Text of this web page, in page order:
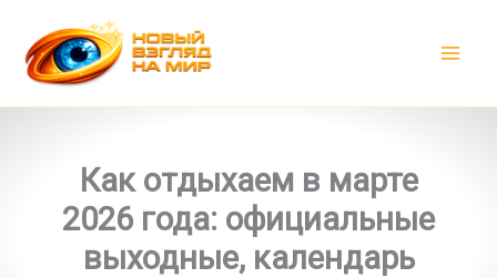
содержимому
Как отдыхаем в марте
2026 года: официальные
выходные, календарь